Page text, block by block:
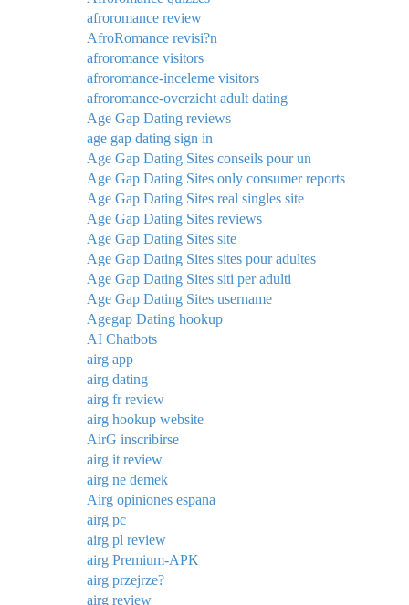
afroromance review
AfroRomance revisi?n
afroromance visitors
afroromance-inceleme visitors
afroromance-overzicht adult dating
Age Gap Dating reviews
age gap dating sign in
Age Gap Dating Sites conseils pour un
Age Gap Dating Sites only consumer reports
Age Gap Dating Sites real singles site
Age Gap Dating Sites reviews
Age Gap Dating Sites site
Age Gap Dating Sites sites pour adultes
Age Gap Dating Sites siti per adulti
Age Gap Dating Sites username
Agegap Dating hookup
AI Chatbots
airg app
airg dating
airg fr review
airg hookup website
AirG inscribirse
airg it review
airg ne demek
Airg opiniones espana
airg pc
airg pl review
airg Premium-APK
airg przejrze?
airg review